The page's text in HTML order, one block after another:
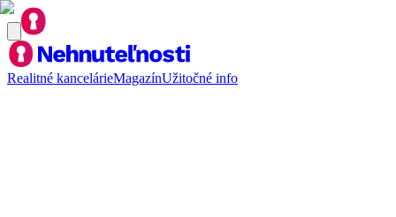
Realitné kancelárieMagazínUžitočné info